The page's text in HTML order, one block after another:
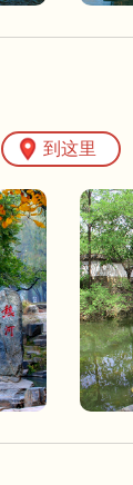
到这里